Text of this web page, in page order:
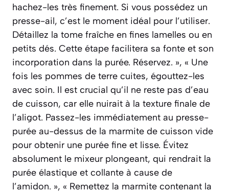
hachez-les très finement. Si vous possédez un
presse-ail, c’est le moment idéal pour l’utiliser.
Détaillez la tome fraîche en fines lamelles ou en
petits dés. Cette étape facilitera sa fonte et son
incorporation dans la purée. Réservez. », « Une
fois les pommes de terre cuites, égouttez-les
avec soin. Il est crucial qu’il ne reste pas d’eau
de cuisson, car elle nuirait à la texture finale de
l’aligot. Passez-les immédiatement au presse-
purée au-dessus de la marmite de cuisson vide
pour obtenir une purée fine et lisse. Évitez
absolument le mixeur plongeant, qui rendrait la
purée élastique et collante à cause de
l’amidon. », « Remettez la marmite contenant la